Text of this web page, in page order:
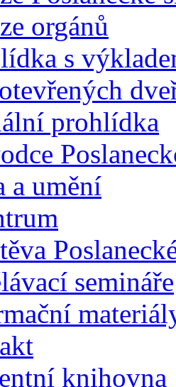
orgánů
s
prohlídka
a umění
semináře
knihovna